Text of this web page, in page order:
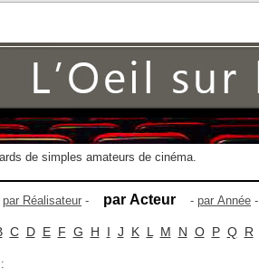
de simples amateurs de cinéma.
par Réalisateur - par Acteur - par Année -
C D E F G H I J K L M N O P Q R